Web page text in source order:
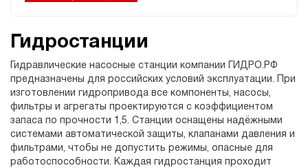
Гидростанции
Гидравлические насосные станции компании ГИДРО.РФ
предназначены для российских условий эксплуатации. При
изготовлении гидропривода все компоненты, насосы,
фильтры и агрегаты проектируются с коэффициентом
запаса по прочности 1,5. Станции оснащены надёжными
системами автоматической защиты, клапанами давления и
фильтрами, чтобы не допустить режимы, опасные для
работоспособности. Каждая гидростанция проходит